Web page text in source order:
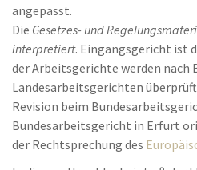
angepasst.
Die Gesetzes- und
interpretiert. Eingangsgericht ist
der Arbeitsgerichte werden nach
Landesarbeitsgerichten
Revision beim
Bundesarbeitsgericht in Erfurt
der Rechtsprechung des